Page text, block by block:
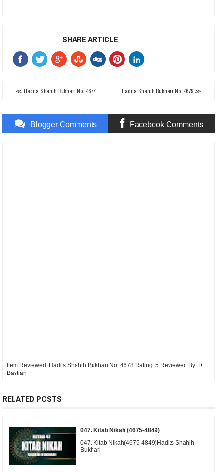
SHARE ARTICLE
≪ Hadits Shahih Bukhari No: 4677 Hadits Shahih Bukhari No: 4679 ≫
Blogger Comments Facebook Comments
Item Reviewed: Hadits Shahih Bukhari No: 4678 Rating: 5 Reviewed By: D
Bastian
RELATED POSTS
047. Kitab Nikah (4675-4849)
047. Kitab Nikah(4675-4849)Hadits Shahih
Bukhari